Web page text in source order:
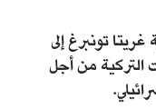
تونبرغ إلى
التركية من أجل